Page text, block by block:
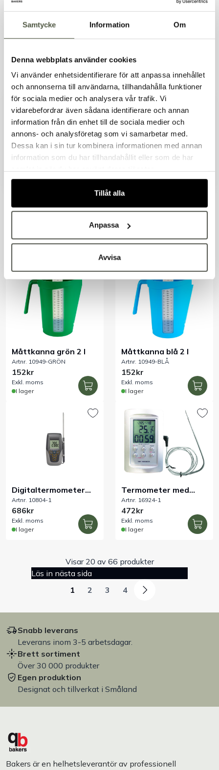
Samtycke Information Om
Denna webbplats använder cookies
Vi använder enhetsidentifierare för att anpassa innehållet
och annonserna till användarna, tillhandahålla funktioner
för sociala medier och analysera vår trafik. Vi
vidarebefordrar även sådana identifierare och annan
information från din enhet till de sociala medier och
annons- och analysföretag som vi samarbetar med.
Dessa kan i sin tur kombinera informationen med annan
information som du har tillhandahållit eller som de har
Tillåt alla
Anpassa
Avvisa
Plattformsvåg 35
kg/10 g
Artnr. 19175
4 090kr
I lager
Måttkanna vit 2 l
Artnr. 10949-VIT
152kr
I lager
Måttkanna röd 2 l
Exkl. moms
Måttkanna gul 2 l
Artnr. 10949-GUL
Exkl. moms
Måttkanna grön 2 l
Artnr. 10949-GRÖN
152kr
Exkl. moms
I lager
Måttkanna blå 2 l
Artnr. 10949-BLÅ
152kr
Exkl. moms
I lager
Digitaltermometer
-50 till +300 °C
Artnr. 10804-1
686kr
Exkl. moms
I lager
Termometer med
timer och alarm
Artnr. 16924-1
472kr
Exkl. moms
I lager
Visar 20 av 66 produkter
Läs in nästa sida
1
2 3 4
Snabb leverans
Leverans inom 3-5 arbetsdagar.
Brett sortiment
Över 30 000 produkter
Egen produktion
Designat och tillverkat i Småland
Bakers är en helhetsleverantör av professionell
Välkommen till Bakers!
Handlar du som företag eller privatperson?
Fortsätt som privatperson